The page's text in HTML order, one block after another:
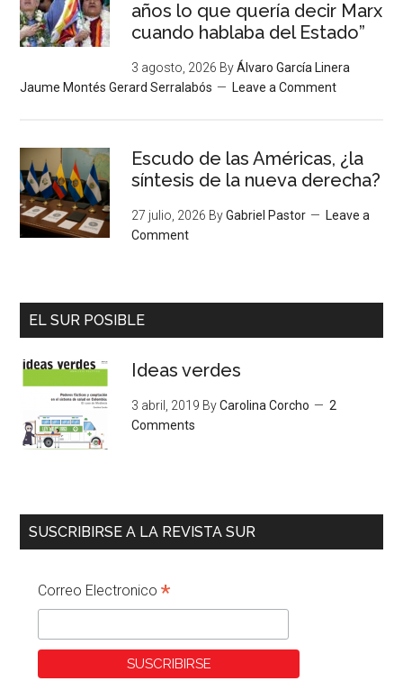
años lo que quería decir Marx
cuando hablaba del Estado”
3 agosto, 2026 ByÁlvaro García Linera
Jaume Montés Gerard Serralabós
Leave a Comment
Escudo de las Américas, ¿la
síntesis de la nueva derecha?
27 julio, 2026 ByGabriel Pastor
Leave a
Comment
EL SUR POSIBLE
Ideas verdes
3 abril, 2019 ByCarolina Corcho
2
Comments
SUSCRIBIRSE A LA REVISTA SUR
Correo Electronico*